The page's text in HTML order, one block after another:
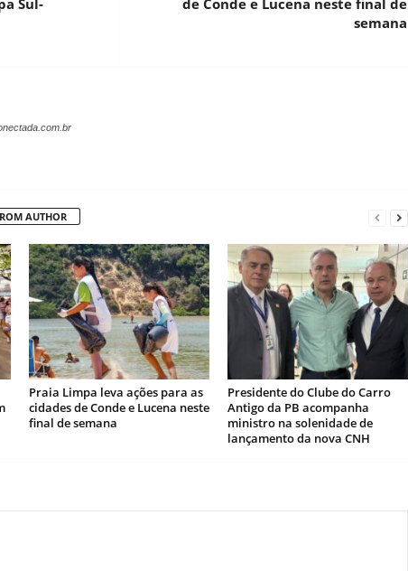
Sul-
de Conde e Lucena neste final de
semana
AUTHOR
Praia Limpa leva ações para as
cidades de Conde e Lucena neste
final de semana
Presidente do Clube do Carro
Antigo da PB acompanha
ministro na solenidade de
lançamento da nova CNH